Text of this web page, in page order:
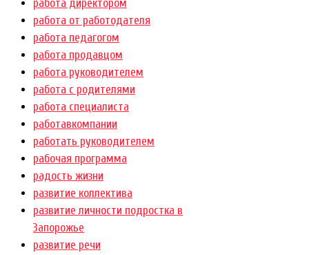
работа директором
работа от работодателя
работа педагогом
работа продавцом
работа руководителем
работа с родителями
работа специалиста
работавкомпании
работать руководителем
рабочая программа
радость жизни
развитие коллектива
развитие личности подростка в
Запорожье
развитие речи